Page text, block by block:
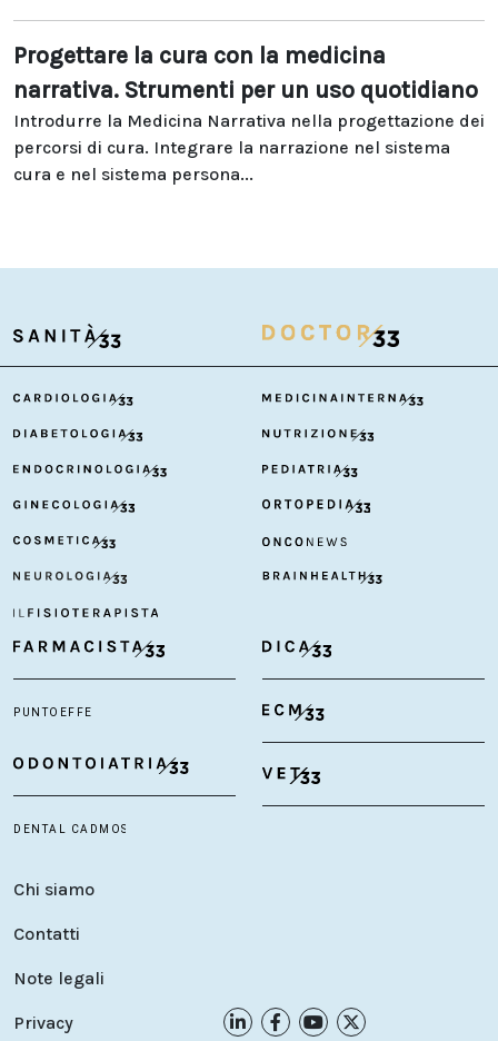
Progettare la cura con la medicina
narrativa. Strumenti per un uso quotidiano
Introdurre la Medicina Narrativa nella progettazione dei
percorsi di cura. Integrare la narrazione nel sistema
cura e nel sistema persona...
Chi siamo
Contatti
Note legali
Privacy